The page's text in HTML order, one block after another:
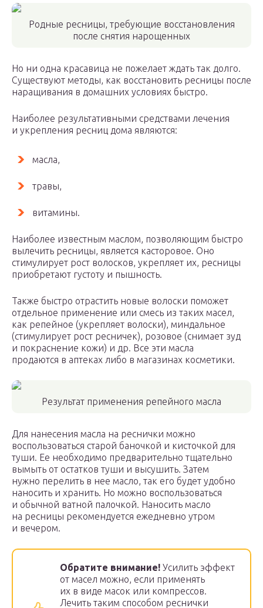
Родные ресницы, требующие восстановления
после снятия нарощенных
Но ни одна красавица не пожелает ждать так долго.
Существуют методы, как восстановить ресницы после
наращивания в домашних условиях быстро.
Наиболее результативными средствами лечения
и укрепления ресниц дома являются:
масла,
травы,
витамины.
Наиболее известным маслом, позволяющим быстро
вылечить ресницы, является касторовое. Оно
стимулирует рост волосков, укрепляет их, ресницы
приобретают густоту и пышность.
Также быстро отрастить новые волоски поможет
отдельное применение или смесь из таких масел,
как репейное (укрепляет волоски), миндальное
(стимулирует рост ресничек), розовое (снимает зуд
и покраснение кожи) и др. Все эти масла
продаются в аптеках либо в магазинах косметики.
Результат применения репейного масла
Для нанесения масла на реснички можно
воспользоваться старой баночкой и кисточкой для
туши. Ее необходимо предварительно тщательно
вымыть от остатков туши и высушить. Затем
нужно перелить в нее масло, так его будет удобно
наносить и хранить. Но можно воспользоваться
и обычной ватной палочкой. Наносить масло
на ресницы рекомендуется ежедневно утром
и вечером.
Обратите внимание! Усилить эффект
от масел можно, если применять
их в виде масок или компрессов.
Лечить таким способом реснички